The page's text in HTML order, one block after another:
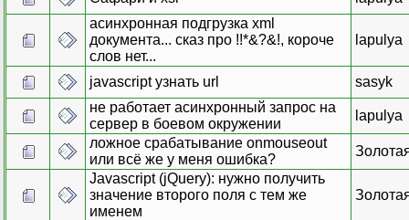
асинхронная подгрузка xml
документа... сказ про !!*&?&!, короче
слов нет...
lapulya
javascript узнать url
sasyk
не работает асинхронный запрос на
сервер в боевом окружении
lapulya
ложное срабатывание onmouseout
или всё же у меня ошибка?
Javascript (jQuery): нужно получить
значение второго поля с тем же
именем